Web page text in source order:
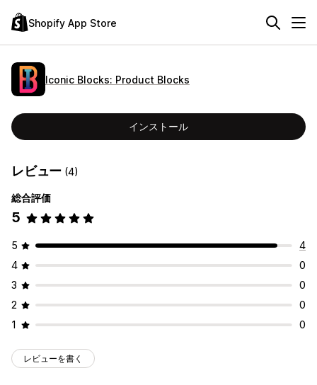
Shopify App Store
Iconic Blocks: Product Blocks
インストール
レビュー (4)
総合評価
5
5
4
4
0
3
0
2
0
1
0
レビューを書く